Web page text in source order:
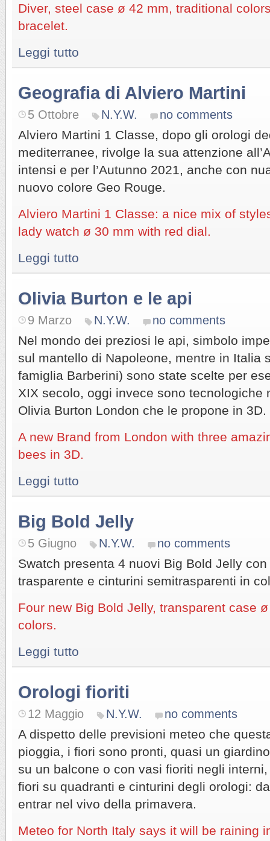
Diver, steel case ø 42 mm, traditional
bracelet.
Leggi tutto
Geografia di Alviero Martini
5 Ottobre N.Y.W. no comments
Alviero Martini 1 Classe, dopo gli orologi
mediterranee, rivolge la sua attenzione
intensi e per l’Autunno 2021, anche con
nuovo colore Geo Rouge.
Alviero Martini 1 Classe: a nice mix of
lady watch ø 30 mm with red dial.
Leggi tutto
Olivia Burton e le api
9 Marzo N.Y.W. no comments
Nel mondo dei preziosi le api, simbolo
sul mantello di Napoleone, mentre in Italia
famiglia Barberini) sono state scelte per
XIX secolo, oggi invece sono tecnologiche
Olivia Burton London che le propone in 3D.
A new Brand from London with three
bees in 3D.
Leggi tutto
Big Bold Jelly
5 Giugno N.Y.W. no comments
Swatch presenta 4 nuovi Big Bold Jelly
trasparente e cinturini semitrasparenti in
Four new Big Bold Jelly, transparent case
colors.
Leggi tutto
Orologi fioriti
12 Maggio N.Y.W. no comments
A dispetto delle previsioni meteo che
pioggia, i fiori sono pronti, quasi un
su un balcone o con vasi fioriti negli
fiori su quadranti e cinturini degli orologi:
entrar nel vivo della primavera.
Meteo for North Italy says it will be raining